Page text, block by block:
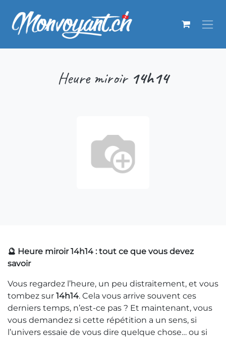
Heure miroir 14h14
🔮 Heure miroir 14h14 : tout ce que vous devez
savoir
Vous regardez l’heure, un peu distraitement, et vous
tombez sur 14h14. Cela vous arrive souvent ces
derniers temps, n’est-ce pas ? Et maintenant, vous
vous demandez si cette répétition a un sens, si
l’univers essaie de vous dire quelque chose… ou si